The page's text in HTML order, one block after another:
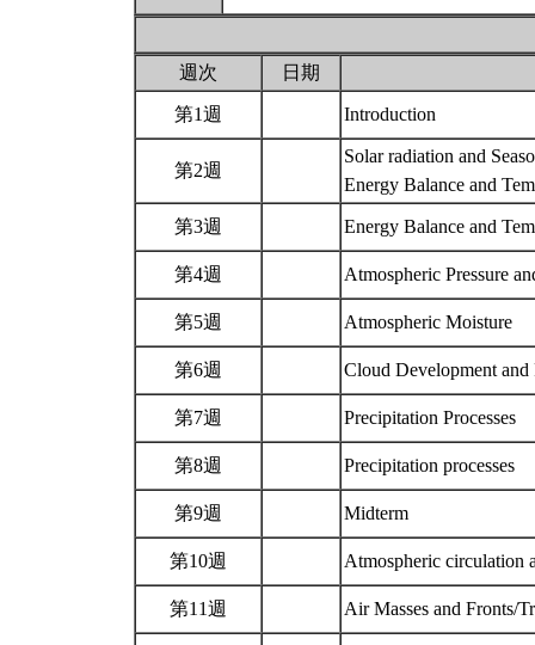
週次 日期
第1週 Introduction
第2週
Solar radiation and
Energy Balance and
第3週 Energy Balance and
第4週 Atmospheric Pressure
第5週 Atmospheric Moisture
第6週 Cloud Development
第7週 Precipitation Processes
第8週 Precipitation processes
第9週 Midterm
第10週 Atmospheric circulation
第11週 Air Masses and Fronts/